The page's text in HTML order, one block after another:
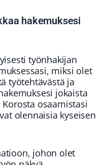
hakemuksesi
työnhakijan
miksi olet
työtehtävästä ja
jokaista
osaamistasi
olennaisia kyseisen
johon olet